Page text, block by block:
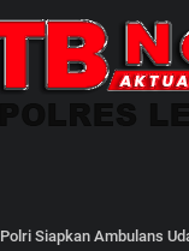
Polri Siapkan Ambulans